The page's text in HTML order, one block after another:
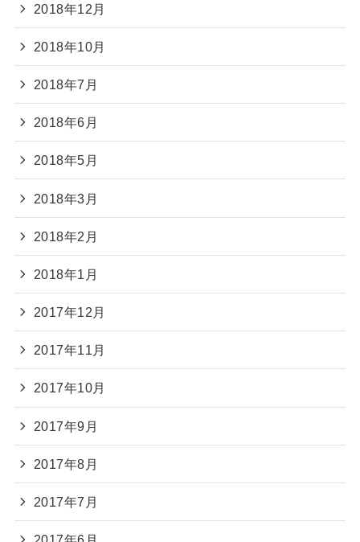
2018年12月
2018年10月
2018年7月
2018年6月
2018年5月
2018年3月
2018年2月
2018年1月
2017年12月
2017年11月
2017年10月
2017年9月
2017年8月
2017年7月